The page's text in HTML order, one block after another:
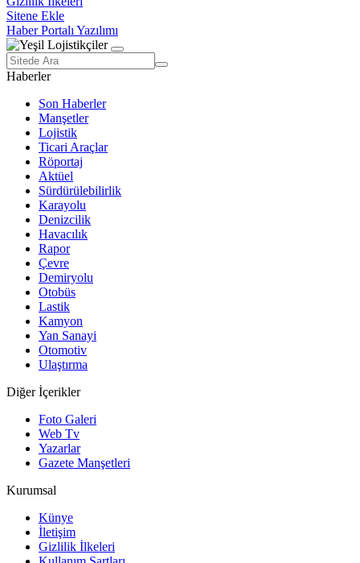
Sitene Ekle
Haber Portalı Yazılımı
Haberler
Son Haberler
Manşetler
Lojistik
Ticari Araçlar
Röportaj
Aktüel
Sürdürülebilirlik
Karayolu
Denizcilik
Havacılık
Rapor
Çevre
Demiryolu
Otobüs
Lastik
Kamyon
Yan Sanayi
Otomotiv
Ulaştırma
Diğer İçerikler
Foto Galeri
Web Tv
Yazarlar
Gazete Manşetleri
Kurumsal
Künye
İletişim
Gizlilik İlkeleri